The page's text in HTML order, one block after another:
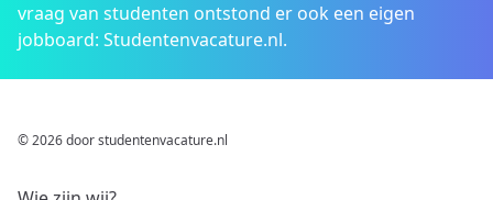
vraag van studenten ontstond er ook een eigen
jobboard: Studentenvacature.nl.
© 2026 door studentenvacature.nl